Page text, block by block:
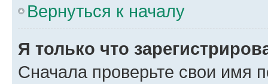
Вернуться к началу
Я только что
Сначала проверьте свои имя